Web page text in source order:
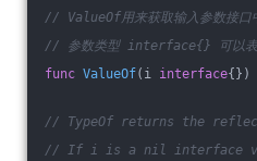
// ValueOf用来获取输入参数接口
// 参数类型 interface{} 可以表
func ValueOf(i interface{})
// TypeOf returns the
// If i is a nil interface